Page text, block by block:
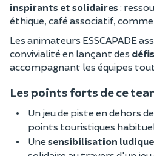
inspirants et solidaires:
éthique, café associatif,
Les animateurs ESSCAPADE
convivialité en lançant des
accompagnant les équipes tout
Les points forts de ce
Un jeu de piste en dehors
points touristiques
Une sensibilisation ludique